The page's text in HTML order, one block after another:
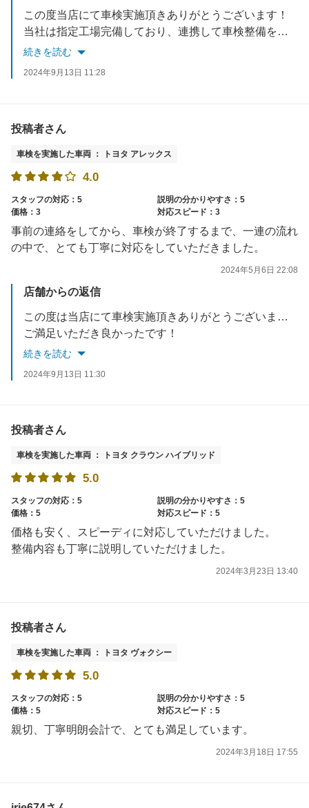
この度当店にて車検実施頂きありがとうございます！
当社は指定工場完備しており、連携して車検整備をスムーズに進めております。
車検時だけでなく、今後行ったほうがいい整備などもお知らせしております！
続きを読む
2024年9月13日 11:28
投稿者さん
車検を実施した車両 ： トヨタ アレックス
4.0
スタッフの対応：5
説明の分かりやすさ：5
価格：3
対応スピード：3
事前の連絡をしてから、車検が終了するまで、一連の流れ
の中で、とても丁寧に対応をしていただきました。
2024年5月6日 22:08
店舗からの返信
この度は当店にて車検実施頂きありがとうございました！
ご満足いただき良かったです！
整備内容によってはお時間頂く場合がありますが、出来る限り早くかつ丁寧に整備を進めております。
続きを読む
2024年9月13日 11:30
投稿者さん
車検を実施した車両 ： トヨタ クラウン ハイブリッド
5.0
スタッフの対応：5
説明の分かりやすさ：5
価格：5
対応スピード：5
価格も安く、スピーディに対応していただけました。
整備内容も丁寧に説明していただけました。
2024年3月23日 13:40
投稿者さん
車検を実施した車両 ： トヨタ ヴォクシー
5.0
スタッフの対応：5
説明の分かりやすさ：5
価格：5
対応スピード：5
親切、丁寧明朗会計で、とても満足しています。
2024年3月18日 17:55